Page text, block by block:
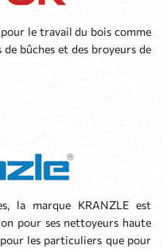
le travail du bois comme
de bûches et des broyeurs de
la marque KRANZLE est
pour ses nettoyeurs haute
les particuliers que pour